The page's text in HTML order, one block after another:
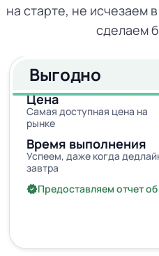
на старте, не исчезаем
сделаем
Выгодно
Цена
Самая доступная цена на
рынке
Время выполнения
Успеем, даже когда
завтра
Предоставляем отчет